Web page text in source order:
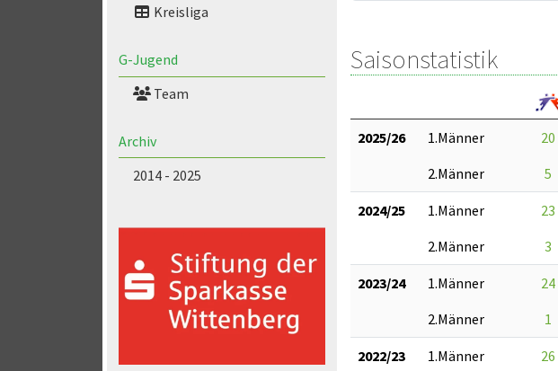
Kreisliga
G-Jugend
Team
Archiv
2014 - 2025
Saisonstatistik
2025/26 1.Männer 20
2.Männer
5
2024/25 1.Männer 23
2.Männer
3
2023/24 1.Männer 24
2.Männer
1
2022/23 1.Männer 26